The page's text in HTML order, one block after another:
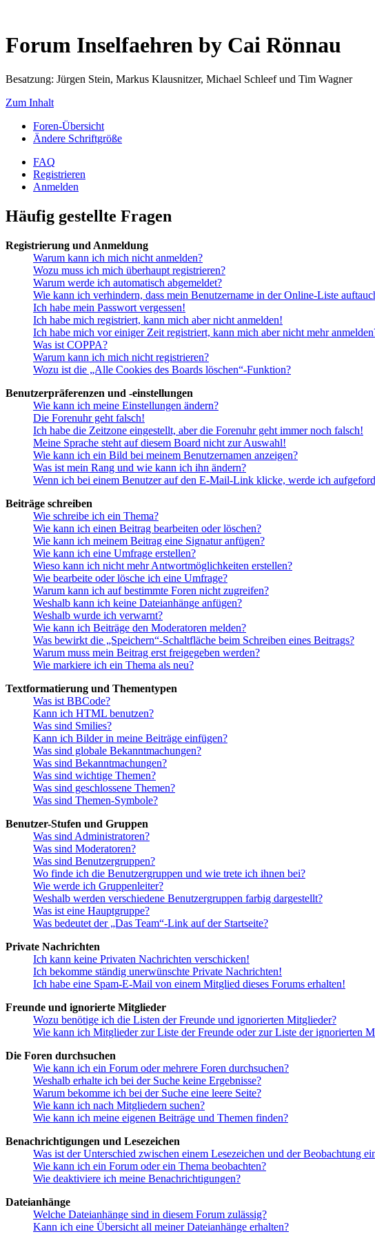
Forum Inselfaehren by Cai Rönnau
Besatzung: Jürgen Stein, Markus Klausnitzer, Michael Schleef und Tim Wagner
Zum Inhalt
Foren-Übersicht
Ändere Schriftgröße
FAQ
Registrieren
Anmelden
Häufig gestellte Fragen
Registrierung und Anmeldung
Warum kann ich mich nicht anmelden?
Wozu muss ich mich überhaupt registrieren?
Warum werde ich automatisch abgemeldet?
Wie kann ich verhindern, dass mein Benutzername in der Online-Liste
Ich habe mein Passwort vergessen!
Ich habe mich registriert, kann mich aber nicht anmelden!
Ich habe mich vor einiger Zeit registriert, kann mich aber nicht mehr
Was ist COPPA?
Warum kann ich mich nicht registrieren?
Wozu ist die „Alle Cookies des Boards löschen“-Funktion?
Benutzerpräferenzen und -einstellungen
Wie kann ich meine Einstellungen ändern?
Die Forenuhr geht falsch!
Ich habe die Zeitzone eingestellt, aber die Forenuhr geht immer noch falsch!
Meine Sprache steht auf diesem Board nicht zur Auswahl!
Wie kann ich ein Bild bei meinem Benutzernamen anzeigen?
Was ist mein Rang und wie kann ich ihn ändern?
Wenn ich bei einem Benutzer auf den E-Mail-Link klicke, werde ich
Beiträge schreiben
Wie schreibe ich ein Thema?
Wie kann ich einen Beitrag bearbeiten oder löschen?
Wie kann ich meinem Beitrag eine Signatur anfügen?
Wie kann ich eine Umfrage erstellen?
Wieso kann ich nicht mehr Antwortmöglichkeiten erstellen?
Wie bearbeite oder lösche ich eine Umfrage?
Warum kann ich auf bestimmte Foren nicht zugreifen?
Weshalb kann ich keine Dateianhänge anfügen?
Weshalb wurde ich verwarnt?
Wie kann ich Beiträge den Moderatoren melden?
Was bewirkt die „Speichern“-Schaltfläche beim Schreiben eines Beitrags?
Warum muss mein Beitrag erst freigegeben werden?
Wie markiere ich ein Thema als neu?
Textformatierung und Thementypen
Was ist BBCode?
Kann ich HTML benutzen?
Was sind Smilies?
Kann ich Bilder in meine Beiträge einfügen?
Was sind globale Bekanntmachungen?
Was sind Bekanntmachungen?
Was sind wichtige Themen?
Was sind geschlossene Themen?
Was sind Themen-Symbole?
Benutzer-Stufen und Gruppen
Was sind Administratoren?
Was sind Moderatoren?
Was sind Benutzergruppen?
Wo finde ich die Benutzergruppen und wie trete ich ihnen bei?
Wie werde ich Gruppenleiter?
Weshalb werden verschiedene Benutzergruppen farbig dargestellt?
Was ist eine Hauptgruppe?
Was bedeutet der „Das Team“-Link auf der Startseite?
Private Nachrichten
Ich kann keine Privaten Nachrichten verschicken!
Ich bekomme ständig unerwünschte Private Nachrichten!
Ich habe eine Spam-E-Mail von einem Mitglied dieses Forums erhalten!
Freunde und ignorierte Mitglieder
Wozu benötige ich die Listen der Freunde und ignorierten Mitglieder?
Wie kann ich Mitglieder zur Liste der Freunde oder zur Liste der ignorierten
Die Foren durchsuchen
Wie kann ich ein Forum oder mehrere Foren durchsuchen?
Weshalb erhalte ich bei der Suche keine Ergebnisse?
Warum bekomme ich bei der Suche eine leere Seite?
Wie kann ich nach Mitgliedern suchen?
Wie kann ich meine eigenen Beiträge und Themen finden?
Benachrichtigungen und Lesezeichen
Was ist der Unterschied zwischen einem Lesezeichen und der Beobachtung
Wie kann ich ein Forum oder ein Thema beobachten?
Wie deaktiviere ich meine Benachrichtigungen?
Dateianhänge
Welche Dateianhänge sind in diesem Forum zulässig?
Kann ich eine Übersicht all meiner Dateianhänge erhalten?